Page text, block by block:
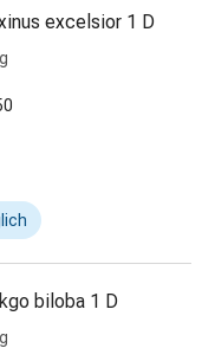
excelsior 1 D
biloba 1 D